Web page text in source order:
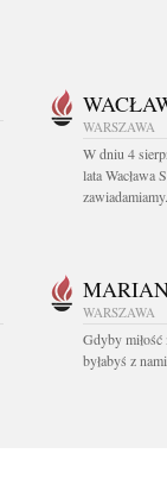
WARSZAWA
W dniu 4
lata Wacława
WARSZAWA
Gdyby miłość
byłabyś z